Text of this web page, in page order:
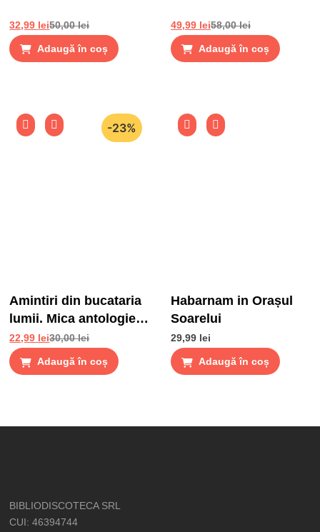
50,00lei
32,99 lei
Adaugă în coș
58,00lei
49,99 lei
Adaugă în coș
-23%
Amintiri din bucataria
lumii. Mica antologie
de gusturi, stari si
gustari
30,00lei
22,99 lei
Adaugă în coș
Habarnam in Orașul
Soarelui
29,99 lei
Adaugă în coș
BIBLIODISCOTECA SRL
CUI: 46394744